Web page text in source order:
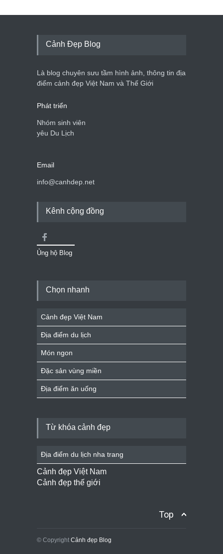
Cảnh Đẹp Blog
Là blog chuyên sưu tầm hình ảnh, thông tin địa
điểm cảnh đẹp Việt Nam và Thế Giới
Phát triển
Nhóm sinh viên
yêu Du Lịch
Email
info@canhdep.net
Kênh cộng đồng
Ủng hộ Blog
Chọn nhanh
Cảnh đẹp Việt Nam
Địa điểm du lịch
Món ngon
Đặc sản vùng miền
Địa điểm ăn uống
Từ khóa cảnh đẹp
Địa điểm du lịch nha trang
Cảnh đẹp Việt Nam
Cảnh đẹp thế giới
Top
© Copyright Cảnh đẹp Blog